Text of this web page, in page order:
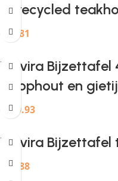
gerecycled
€ 57.81
Provira
sloophout en
€ 149.93
Provira
68.88